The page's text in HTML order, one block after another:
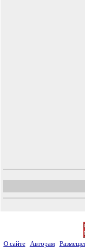
О сайте Авторам